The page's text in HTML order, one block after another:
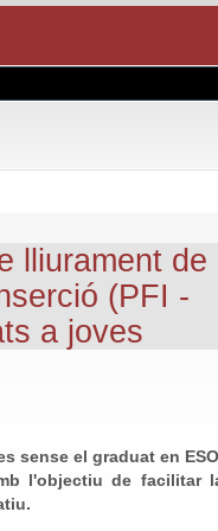
lliurament de
(PFI -
a joves
sense el graduat en
l'objectiu de facilitar